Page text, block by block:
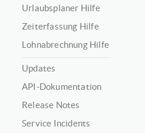
Urlaubsplaner Hilfe
Zeiterfassung Hilfe
Lohnabrechnung Hilfe
Updates
API-Dokumentation
Release Notes
Service Incidents